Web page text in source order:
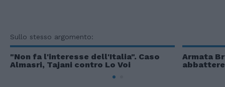
Sullo stesso argomento:
"Non fa l'interesse dell'Italia". Caso
Almasri, Tajani contro Lo Voi
Armata